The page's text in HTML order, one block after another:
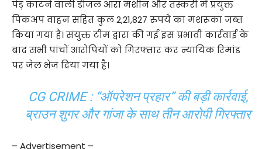
पेड़ काटने वाली डीजल आरा मशीन और तस्करी में प्रयुक्त
पिकअप वाहन सहित कुल 2,21,827 रुपये का मशरूका जब्त
किया गया है। संयुक्त टीम द्वारा की गई इस प्रभावी कार्रवाई के
बाद सभी पांचों आरोपियों को गिरफ्तार कर न्यायिक रिमांड
पर जेल भेज दिया गया है।
CG CRIME : “ऑपरेशन प्रहार” की बड़ी कार्रवाई,
ब्राउन शुगर और गांजा के साथ तीन आरोपी गिरफ्तार
– Advertisement –